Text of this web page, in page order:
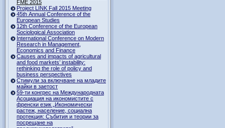
FME 2015
Project LINK Fall 2015 Meeting
45th Annual Conference of the
European Studies
12th Conference of the European
Sociological Association
International Conference on Modern
Research in Management,
Economics and Finance
Causes and impacts of agricultural
and food markets’ instability:
rethinking the role of policy and
business perspectives
Стимули за включване на младите
майки в заетост
59-ти конгрес на Международната
Асоциация на икономистите с
френски език „Икономически
растеж, население, социална
протекция: Събития и теории за
посрещане на